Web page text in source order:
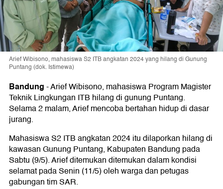
Arief Wibisono, mahasiswa S2 ITB angkatan 2024 yang hilang di Gunung
Puntang (dok. Istimewa)
Bandung-Arief Wibisono, mahasiswa Program Magister
Teknik Lingkungan ITB hilang di gunung Puntang.
Selama 2 malam, Arief mencoba bertahan hidup di dasar
jurang.
Mahasiswa S2 ITB angkatan 2024 itu dilaporkan hilang di
kawasan Gunung Puntang, Kabupaten Bandung pada
Sabtu (9/5). Arief ditemukan ditemukan dalam kondisi
selamat pada Senin (11/5) oleh warga dan petugas
gabungan tim SAR.